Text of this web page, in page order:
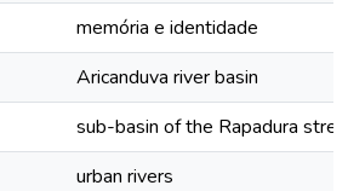
memória e identidade
Aricanduva river basin
sub-basin of the Rapadura
urban rivers